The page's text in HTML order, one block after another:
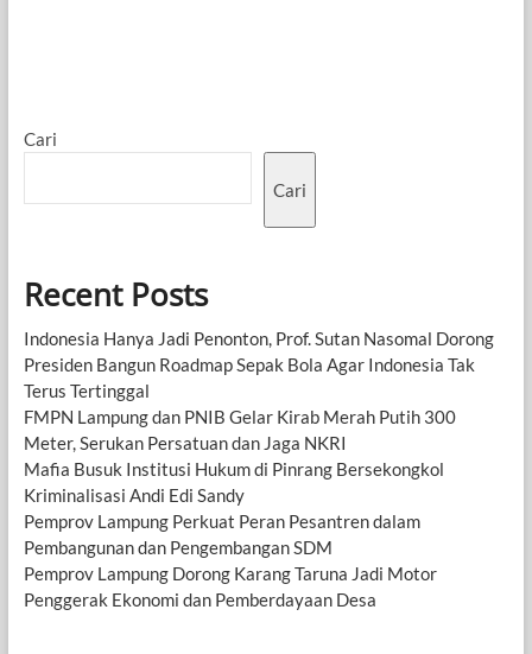
Cari
Cari
Recent Posts
Indonesia Hanya Jadi Penonton, Prof. Sutan Nasomal Dorong
Presiden Bangun Roadmap Sepak Bola Agar Indonesia Tak
Terus Tertinggal
FMPN Lampung dan PNIB Gelar Kirab Merah Putih 300
Meter, Serukan Persatuan dan Jaga NKRI
Mafia Busuk Institusi Hukum di Pinrang Bersekongkol
Kriminalisasi Andi Edi Sandy
Pemprov Lampung Perkuat Peran Pesantren dalam
Pembangunan dan Pengembangan SDM
Pemprov Lampung Dorong Karang Taruna Jadi Motor
Penggerak Ekonomi dan Pemberdayaan Desa